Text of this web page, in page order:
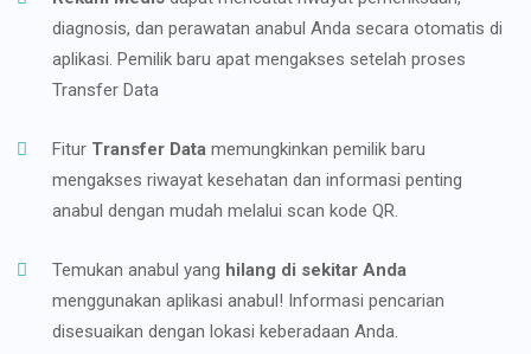
diagnosis, dan perawatan anabul Anda secara otomatis di
aplikasi. Pemilik baru apat mengakses setelah proses
Transfer Data
Fitur Transfer Data memungkinkan pemilik baru
mengakses riwayat kesehatan dan informasi penting
anabul dengan mudah melalui scan kode QR.
Temukan anabul yang hilang di sekitar Anda
menggunakan aplikasi anabul! Informasi pencarian
disesuaikan dengan lokasi keberadaan Anda.